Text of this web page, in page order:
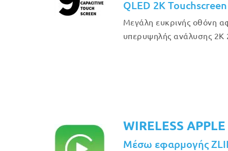
QLED 2K Touchscreen
Μεγάλη ευκρινής οθόνη
υπερυψηλής ανάλυσης 2Κ
WIRELESS
Μέσω εφαρμογής